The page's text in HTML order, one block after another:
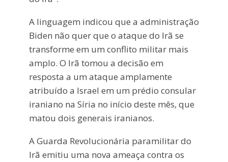
A linguagem indicou que a administração
Biden não quer que o ataque do Irã se
transforme em um conflito militar mais
amplo. O Irã tomou a decisão em
resposta a um ataque amplamente
atribuído a Israel em um prédio consular
iraniano na Síria no início deste mês, que
matou dois generais iranianos.
A Guarda Revolucionária paramilitar do
Irã emitiu uma nova ameaça contra os